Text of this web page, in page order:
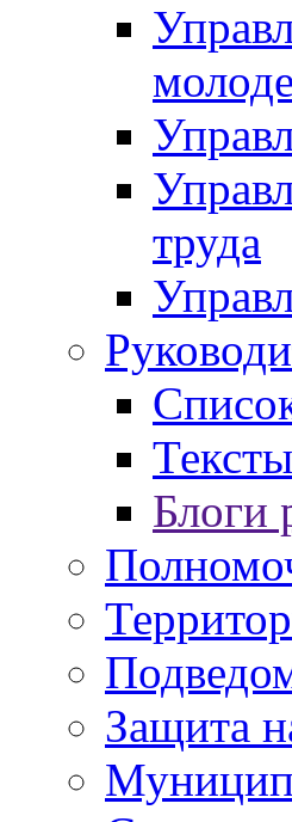
труда
Блоги
Защита